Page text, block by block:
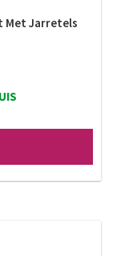
Met Jarretels